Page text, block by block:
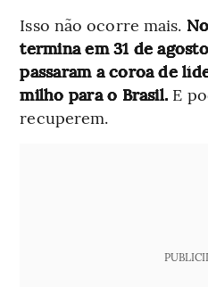
Isso não ocorre mais.
termina em 31 de
passaram a coroa de
milho para o Brasil. E
recuperem.